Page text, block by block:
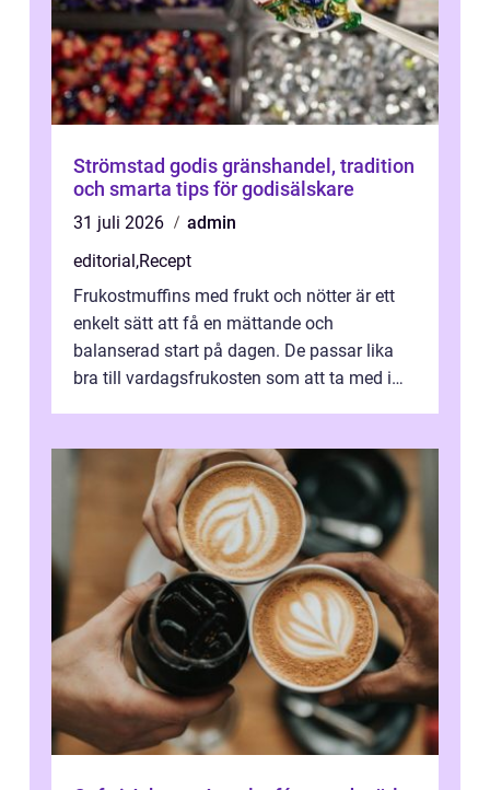
Strömstad godis gränshandel, tradition
och smarta tips för godisälskare
31 juli 2026
admin
editorial,Recept
Frukostmuffins med frukt och nötter är ett
enkelt sätt att få en mättande och
balanserad start på dagen. De passar lika
bra till vardagsfrukosten som att ta med i